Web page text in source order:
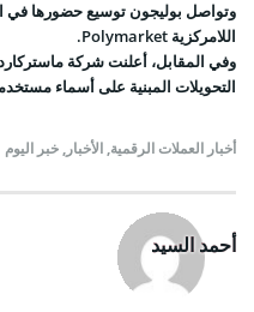
وتواصل بوليجون توسيع حضورها
اللامركزية Polymarket.
التحويلات المبنية على أسماء
أخبار العملات الرقمية,الأخبار,خبر اليوم
أحمد السيد